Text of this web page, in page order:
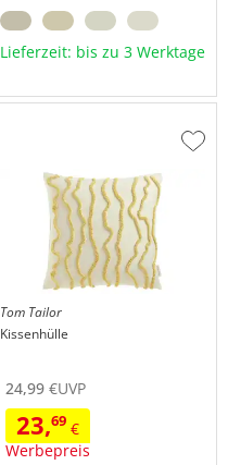
Lieferzeit: bis zu 3 Werktage
Tom Tailor
Kissenhülle
24,99€UVP
23,69€
Werbepreis
Zur